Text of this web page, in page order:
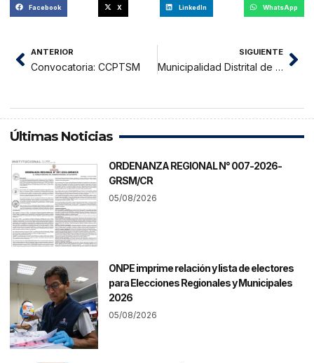
Facebook X LinkedIn WhatsApp
ANTERIOR
Convocatoria: CCPTSM
SIGUIENTE
Municipalidad Distrital de Barranquita: Ordenanza Municipal N° 001-2023-MDB-A
Últimas Noticias
ORDENANZA REGIONAL N° 007-2026-
GRSM/CR
05/08/2026
ONPE imprime relación y lista de electores
para Elecciones Regionales y Municipales
2026
05/08/2026